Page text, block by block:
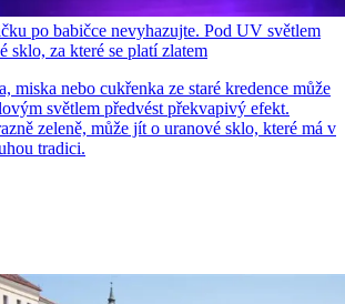
po babičce nevyhazujte. Pod UV světlem
sklo, za které se platí zlatem
miska nebo cukřenka ze staré kredence může
světlem předvést překvapivý efekt.
zeleně, může jít o uranové sklo, které má v
tradici.